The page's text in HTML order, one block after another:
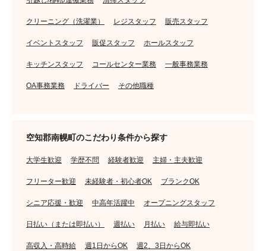
クリーニング（洗濯業） レジスタッフ 販売スタッフ
イベントスタッフ 販促スタッフ ホールスタッフ
キッチンスタッフ コールセンター業務 一般事務業務
OA事務業務 ドライバー その他職種
空知郡南幌町のこだわり条件から探す
大学生歓迎 学歴不問 経験者歓迎 主婦・主夫歓迎
フリーター歓迎 未経験者・初心者OK ブランクOK
シニア応援・歓迎 中高年活躍中 オープニングスタッフ
日払い（または即払い） 週払い 月払い 給与即払い
高収入・高時給 週1日からOK 週2、3日からOK